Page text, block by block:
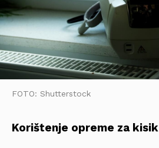
FOTO: Shutterstock
Korištenje opreme za kisik